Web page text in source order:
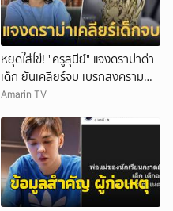
หยุดใส่ไข่! "ครูสุนีย์" แจงดราม่าด่า
เด็ก ยันเคลียร์จบ เบรกสงคราม
Gen
Amarin TV